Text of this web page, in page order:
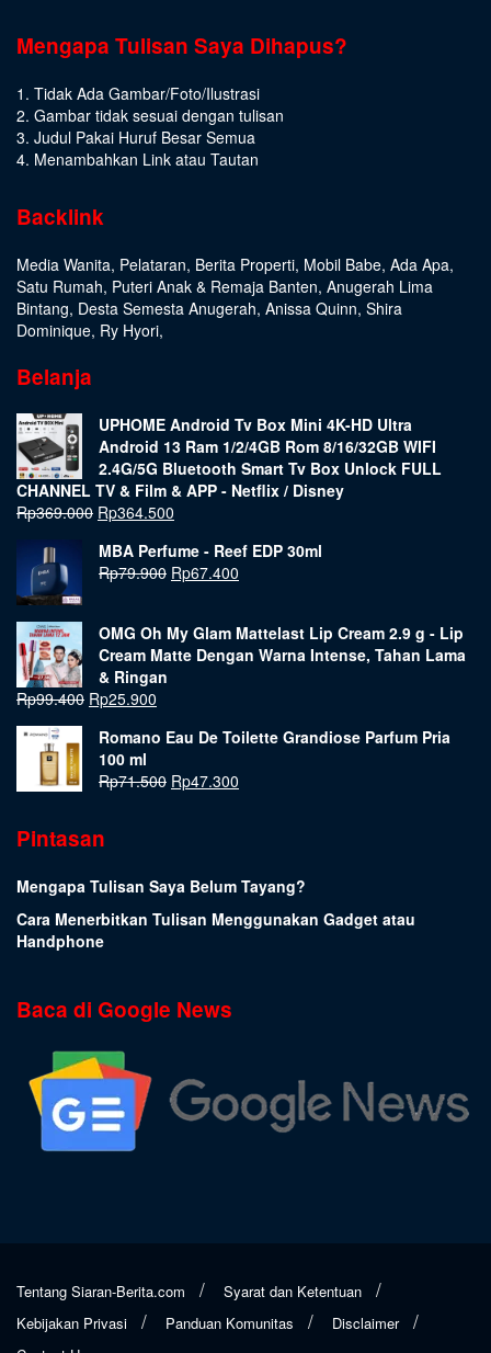
Mengapa Tulisan Saya Dihapus?
1. Tidak Ada Gambar/Foto/Ilustrasi
2. Gambar tidak sesuai dengan tulisan
3. Judul Pakai Huruf Besar Semua
4. Menambahkan Link atau Tautan
Backlink
Media Wanita, Pelataran, Berita Properti, Mobil Babe, Ada Apa,
Satu Rumah, Puteri Anak & Remaja Banten, Anugerah Lima
Bintang, Desta Semesta Anugerah, Anissa Quinn, Shira
Dominique, Ry Hyori,
Belanja
UPHOME Android Tv Box Mini 4K-HD Ultra
Android 13 Ram 1/2/4GB Rom 8/16/32GB WIFI
2.4G/5G Bluetooth Smart Tv Box Unlock FULL
CHANNEL TV & Film & APP - Netflix / Disney
Rp369.000 Rp364.500
MBA Perfume - Reef EDP 30ml
Rp79.900 Rp67.400
OMG Oh My Glam Mattelast Lip Cream 2.9 g - Lip
Cream Matte Dengan Warna Intense, Tahan Lama
& Ringan
Rp99.400 Rp25.900
Romano Eau De Toilette Grandiose Parfum Pria
100 ml
Rp71.500 Rp47.300
Pintasan
Mengapa Tulisan Saya Belum Tayang?
Cara Menerbitkan Tulisan Menggunakan Gadget atau
Handphone
Baca di Google News
Tentang Siaran-Berita.com
Syarat dan Ketentuan
Kebijakan Privasi
Panduan Komunitas
Disclaimer